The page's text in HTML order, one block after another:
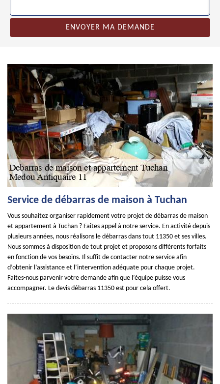
Service de débarras de maison à Tuchan
Vous souhaitez organiser rapidement votre projet de débarras de maison
et appartement à Tuchan ? Faites appel à notre service. En activité depuis
plusieurs années, nous réalisons le débarras dans tout 11350 et ses villes.
Nous sommes à disposition de tout projet et proposons différents forfaits
en fonction de vos besoins. Il suffit de contacter notre service afin
d’obtenir l’assistance et l’intervention adéquate pour chaque projet.
Faites-nous parvenir votre demande afin que l’équipe puisse vous
accompagner. Le devis débarras 11350 est pour cela offert.